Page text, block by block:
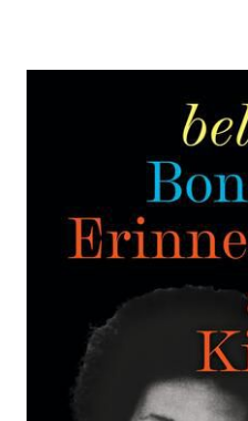
Erinnerungen
Zur Wunschliste
Bone black | Die
einer der großen
Feminismus'
bell hooks